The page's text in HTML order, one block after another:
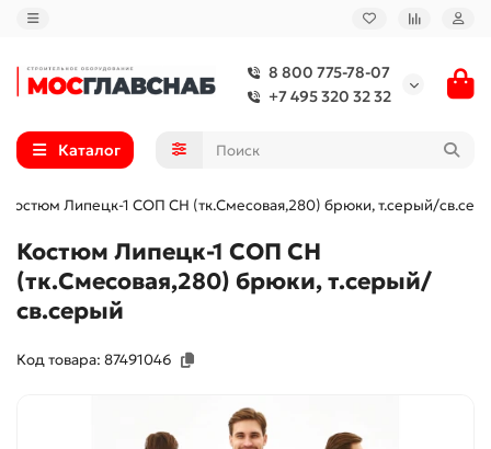
8 800 775-78-07
+7 495 320 32 32
Каталог
Костюм Липецк-1 СОП CH (тк.Смесовая,280) брюки, т.серый/
Костюм Липецк-1 СОП CH
(тк.Смесовая,280) брюки, т.серый/
св.серый
Код товара: 87491046